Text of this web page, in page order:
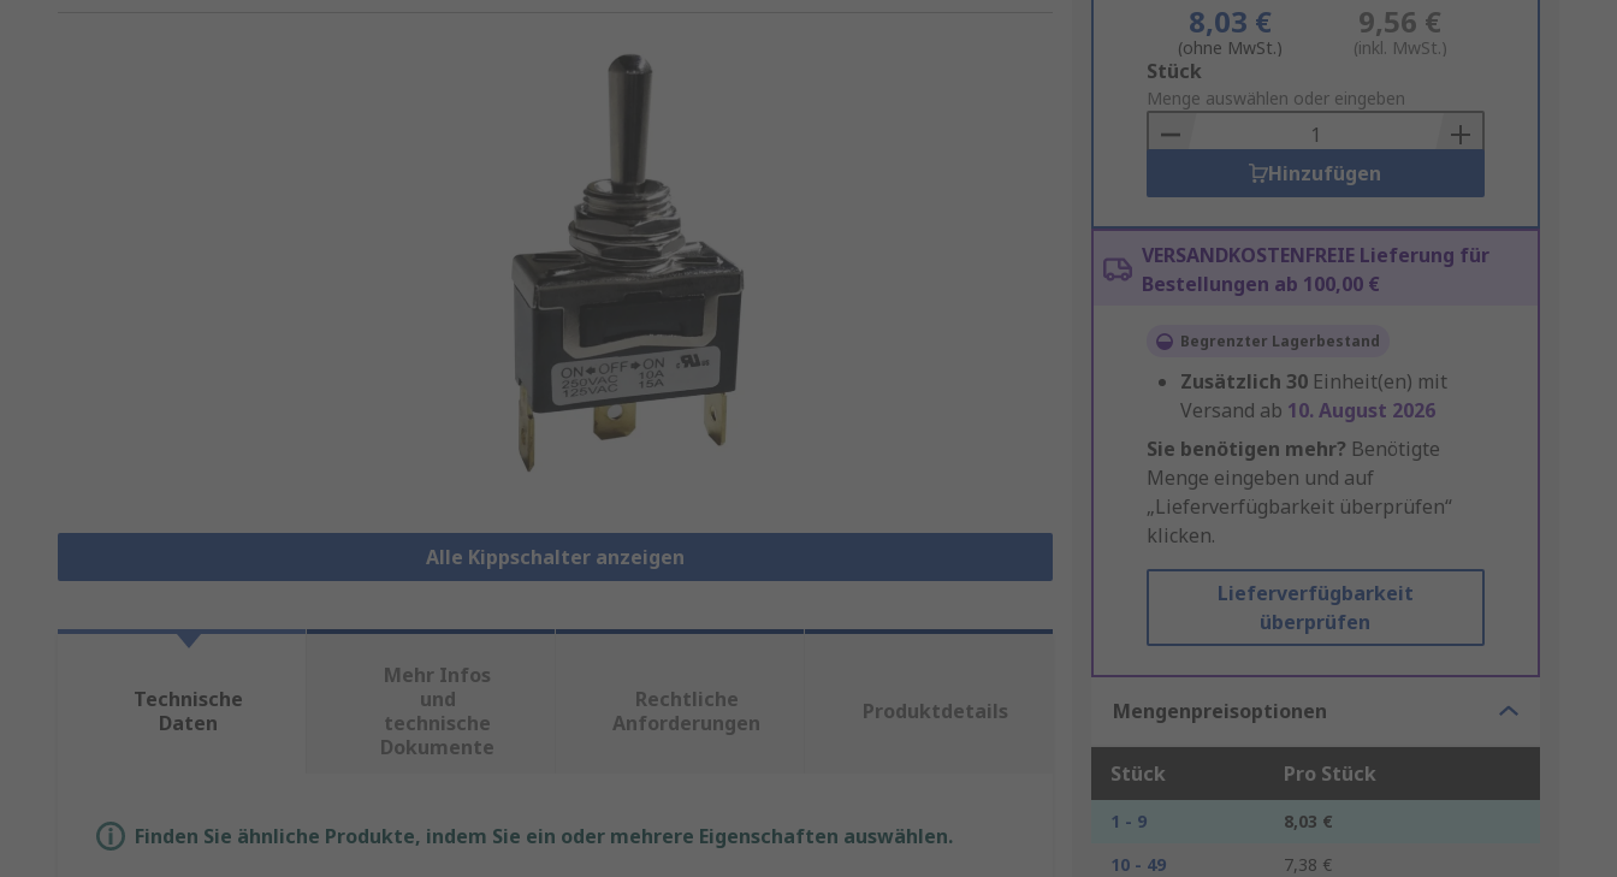
Alle Kippschalter anzeigen
8,03 €
(ohne MwSt.)
9,56 €
(inkl. MwSt.)
Add
to
Basket
Stück
Menge auswählen oder eingeben
Hinzufügen
VERSANDKOSTENFREIE Lieferung für
Bestellungen ab 100,00 €
Begrenzter Lagerbestand
Zusätzlich 30 Einheit(en) mit
Versand ab 10. August 2026
Sie benötigen mehr? Benötigte
Menge eingeben und auf
„Lieferverfügbarkeit überprüfen“
klicken.
Lieferverfügbarkeit
überprüfen
Mengenpreisoptionen
Stück Pro Stück
1 - 9
8,03 €
10 - 49
7,38 €
Technische
Daten
Mehr Infos
und
technische
Dokumente
Rechtliche
Anforderungen
Produktdetails
Finden Sie ähnliche Produkte, indem Sie ein oder mehrere Eigenschaften auswählen.